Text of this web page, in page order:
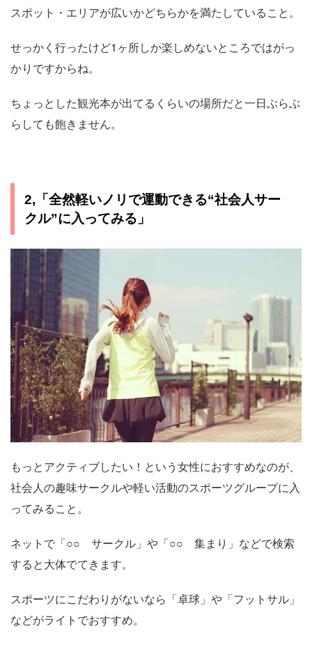
スポット・エリアが広いかどちらかを満たしていること。
せっかく行ったけど1ヶ所しか楽しめないところではがっ
かりですからね。
ちょっとした観光本が出てるくらいの場所だと一日ぶらぶ
らしても飽きません。
2,「全然軽いノリで運動できる“社会人サー
クル”に入ってみる」
もっとアクティブしたい！という女性におすすめなのが、
社会人の趣味サークルや軽い活動のスポーツグループに入
ってみること。
ネットで「○○ サークル」や「○○ 集まり」などで検索
すると大体でてきます。
スポーツにこだわりがないなら「卓球」や「フットサル」
などがライトでおすすめ。